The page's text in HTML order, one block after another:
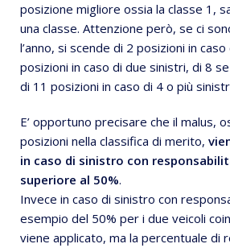
posizione migliore ossia la classe 1,
una classe. Attenzione però, se ci
l’anno, si scende di 2 posizioni in
posizioni in caso di due sinistri, di 8
di 11 posizioni in caso di 4 o più
E’ opportuno precisare che il malus,
posizioni nella classifica di merito,
in caso di sinistro con
superiore al 50%.
Invece in caso di sinistro con
esempio del 50% per i due veicoli
viene applicato, ma la percentuale di